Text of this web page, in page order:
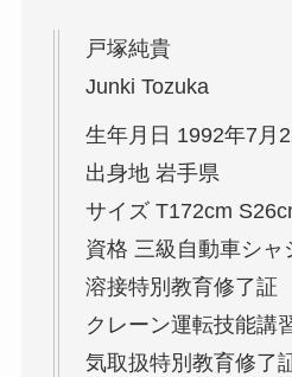
戸塚純貴
Junki Tozuka
生年月日 1992年7月
出身地 岩手県
サイズ T172cm
資格 三級自動車シャ
溶接特別教育修了証
クレーン運転技能講
気取扱特別教育修了